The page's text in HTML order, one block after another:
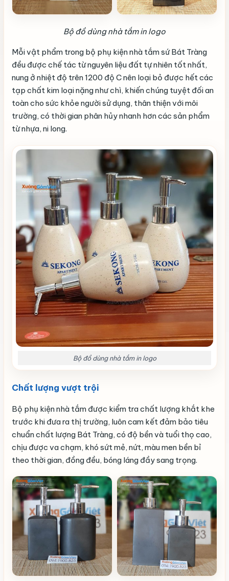
Bộ đồ dùng nhà tắm in logo
Mỗi vật phẩm trong bộ phụ kiện nhà tắm sứ Bát Tràng
đều được chế tác từ nguyên liệu đất tự nhiên tốt nhất,
nung ở nhiệt độ trên 1200 độ C nên loại bỏ được hết các
tạp chất kim loại nặng như chì, khiến chúng tuyệt đối an
toàn cho sức khỏe người sử dụng, thân thiện với môi
trường, có thời gian phân hủy nhanh hơn các sản phẩm
từ nhựa, ni long.
Bộ đồ dùng nhà tắm in logo
Chất lượng vượt trội
Bộ phụ kiện nhà tắm được kiểm tra chất lượng khắt khe
trước khi đưa ra thị trường, luôn cam kết đảm bảo tiêu
chuẩn chất lượng Bát Tràng, có độ bền và tuổi thọ cao,
chịu được va chạm, khó sứt mẻ, nứt, màu men bền bỉ
theo thời gian, đồng đều, bóng láng đầy sang trọng.